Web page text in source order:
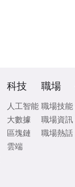
科技
人工智能
大數據
區塊鏈
雲端
職場
職場技能
職場資訊
職場熱話